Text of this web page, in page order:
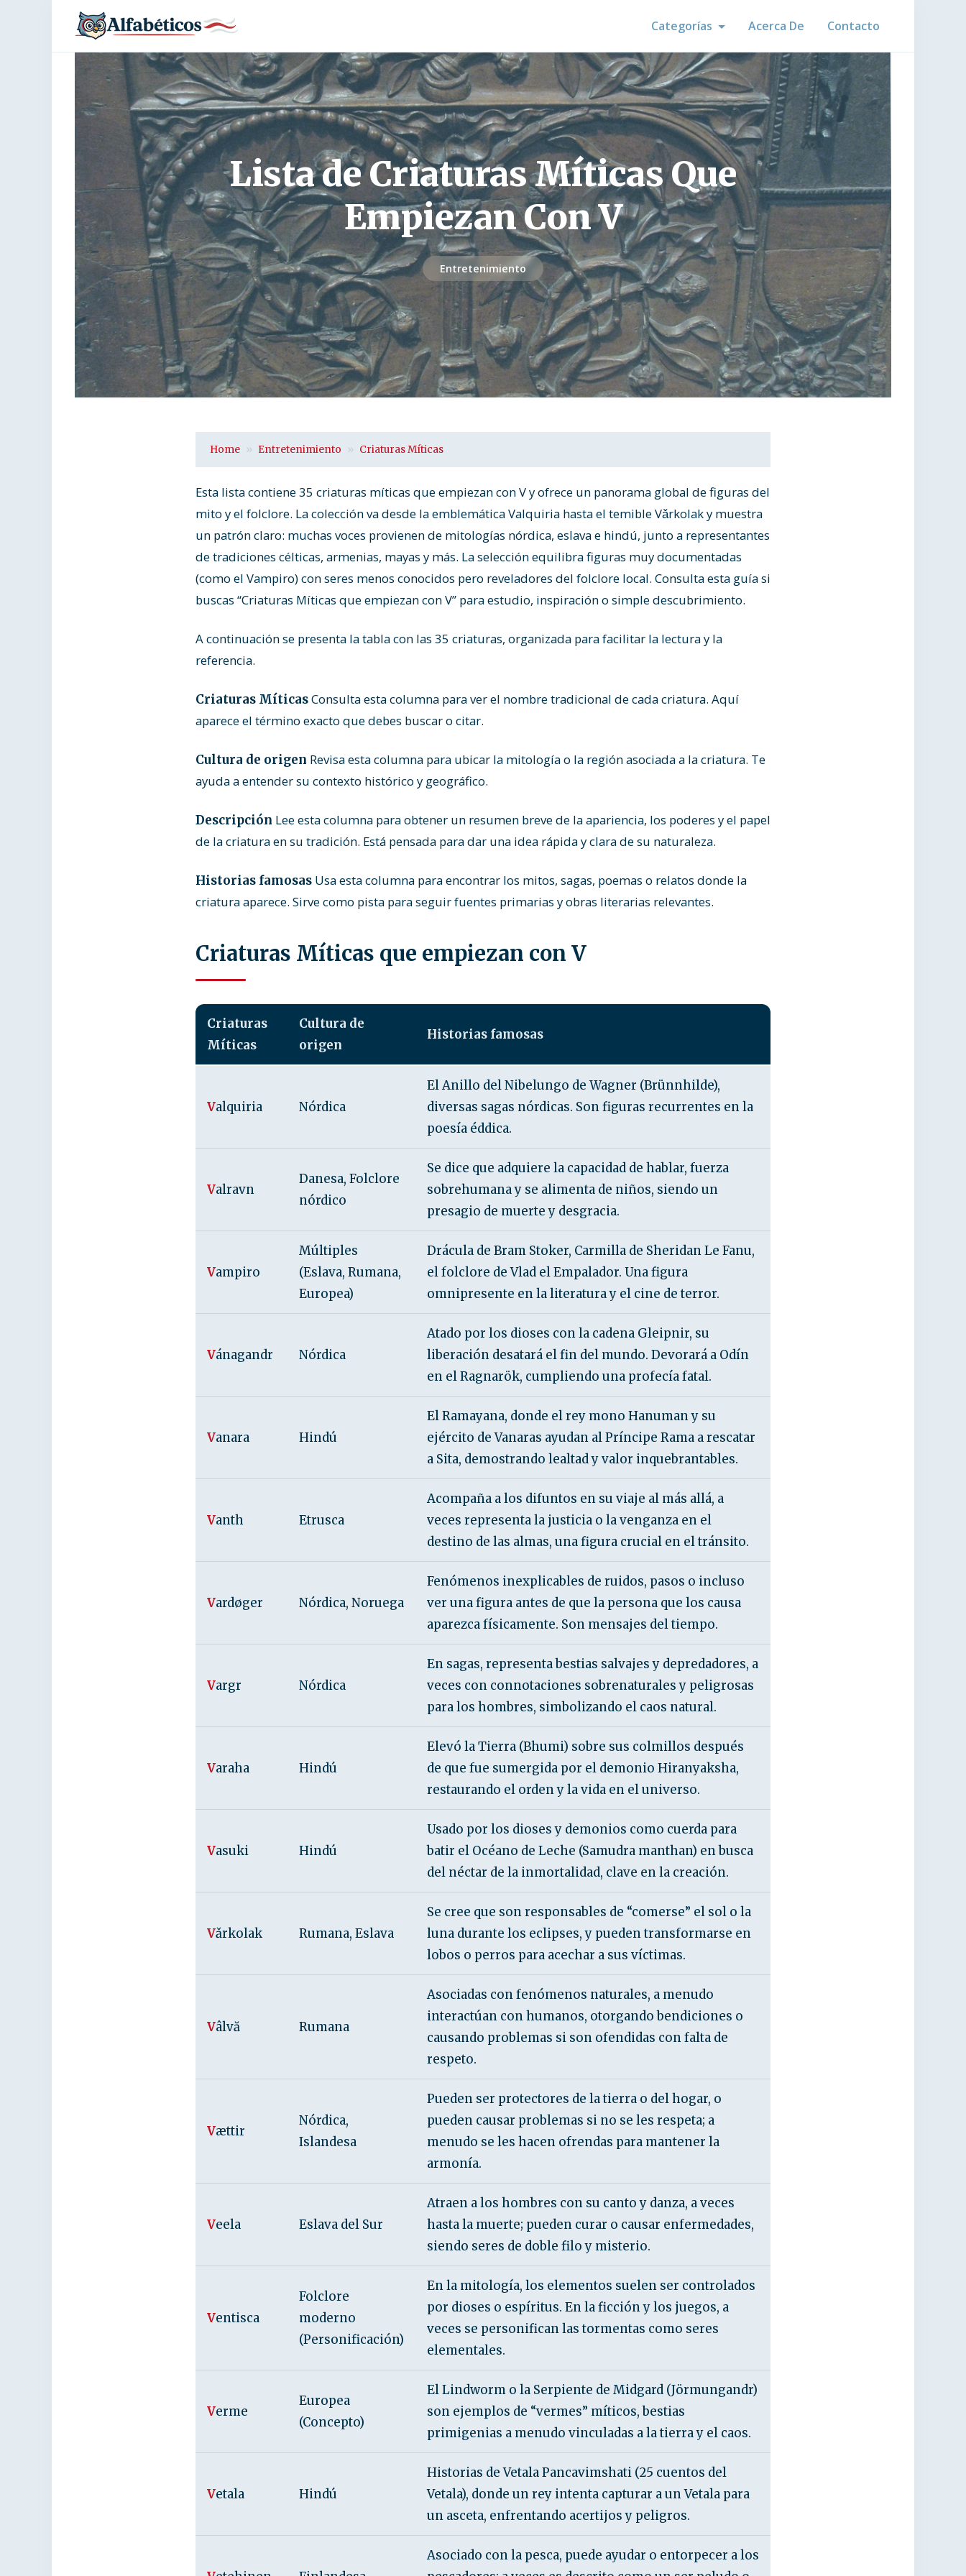
Categorías Acerca De Contacto
Lista de Criaturas Míticas Que
Empiezan Con V
Entretenimiento
Home Entretenimiento Criaturas Míticas
Esta lista contiene 35 criaturas míticas que empiezan con V y ofrece un panorama global de figuras del
mito y el folclore. La colección va desde la emblemática Valquiria hasta el temible Vǎrkolak y muestra
un patrón claro: muchas voces provienen de mitologías nórdica, eslava e hindú, junto a representantes
de tradiciones célticas, armenias, mayas y más. La selección equilibra figuras muy documentadas
(como el Vampiro) con seres menos conocidos pero reveladores del folclore local. Consulta esta guía si
buscas “Criaturas Míticas que empiezan con V” para estudio, inspiración o simple descubrimiento.
A continuación se presenta la tabla con las 35 criaturas, organizada para facilitar la lectura y la
referencia.
Criaturas MíticasConsulta esta columna para ver el nombre tradicional de cada criatura. Aquí
aparece el término exacto que debes buscar o citar.
Cultura de origen Revisa esta columna para ubicar la mitología o la región asociada a la criatura. Te
ayuda a entender su contexto histórico y geográfico.
Descripción Lee esta columna para obtener un resumen breve de la apariencia, los poderes y el papel
de la criatura en su tradición. Está pensada para dar una idea rápida y clara de su naturaleza.
Historias famosas Usa esta columna para encontrar los mitos, sagas, poemas o relatos donde la
criatura aparece. Sirve como pista para seguir fuentes primarias y obras literarias relevantes.
Criaturas Míticas que empiezan con V
Criaturas
Míticas
Cultura de
origen
Historias famosas
Valquiria Nórdica
El Anillo del Nibelungo de Wagner (Brünnhilde),
diversas sagas nórdicas. Son figuras recurrentes en la
poesía éddica.
Valravn
Danesa, Folclore
nórdico
Se dice que adquiere la capacidad de hablar, fuerza
sobrehumana y se alimenta de niños, siendo un
presagio de muerte y desgracia.
Vampiro
Múltiples
(Eslava, Rumana,
Europea)
Drácula de Bram Stoker, Carmilla de Sheridan Le Fanu,
el folclore de Vlad el Empalador. Una figura
omnipresente en la literatura y el cine de terror.
Vánagandr Nórdica
Atado por los dioses con la cadena Gleipnir, su
liberación desatará el fin del mundo. Devorará a Odín
en el Ragnarök, cumpliendo una profecía fatal.
Vanara Hindú
El Ramayana, donde el rey mono Hanuman y su
ejército de Vanaras ayudan al Príncipe Rama a rescatar
a Sita, demostrando lealtad y valor inquebrantables.
Vanth Etrusca
Acompaña a los difuntos en su viaje al más allá, a
veces representa la justicia o la venganza en el
destino de las almas, una figura crucial en el tránsito.
Vardøger Nórdica, Noruega
Fenómenos inexplicables de ruidos, pasos o incluso
ver una figura antes de que la persona que los causa
aparezca físicamente. Son mensajes del tiempo.
Vargr Nórdica
En sagas, representa bestias salvajes y depredadores, a
veces con connotaciones sobrenaturales y peligrosas
para los hombres, simbolizando el caos natural.
Varaha Hindú
Elevó la Tierra (Bhumi) sobre sus colmillos después
de que fue sumergida por el demonio Hiranyaksha,
restaurando el orden y la vida en el universo.
Vasuki Hindú
Usado por los dioses y demonios como cuerda para
batir el Océano de Leche (Samudra manthan) en busca
del néctar de la inmortalidad, clave en la creación.
Vǎrkolak Rumana, Eslava
Se cree que son responsables de “comerse” el sol o la
luna durante los eclipses, y pueden transformarse en
lobos o perros para acechar a sus víctimas.
Vâlvă Rumana
Asociadas con fenómenos naturales, a menudo
interactúan con humanos, otorgando bendiciones o
causando problemas si son ofendidas con falta de
respeto.
Vættir
Nórdica,
Islandesa
Pueden ser protectores de la tierra o del hogar, o
pueden causar problemas si no se les respeta; a
menudo se les hacen ofrendas para mantener la
armonía.
Veela Eslava del Sur
Atraen a los hombres con su canto y danza, a veces
hasta la muerte; pueden curar o causar enfermedades,
siendo seres de doble filo y misterio.
Ventisca
Folclore
moderno
(Personificación)
En la mitología, los elementos suelen ser controlados
por dioses o espíritus. En la ficción y los juegos, a
veces se personifican las tormentas como seres
elementales.
Verme
Europea
(Concepto)
El Lindworm o la Serpiente de Midgard (Jörmungandr)
son ejemplos de “vermes” míticos, bestias
primigenias a menudo vinculadas a la tierra y el caos.
Vetala Hindú
Historias de Vetala Pancavimshati (25 cuentos del
Vetala), donde un rey intenta capturar a un Vetala para
un asceta, enfrentando acertijos y peligros.
Asociado con la pesca, puede ayudar o entorpecer a los